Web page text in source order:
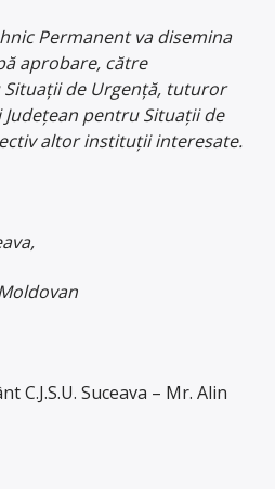
Permanent va disemina
aprobare, către
de Urgență, tuturor
pentru Situații de
altor instituţii interesate.
C.J.S.U. Suceava – Mr. Alin